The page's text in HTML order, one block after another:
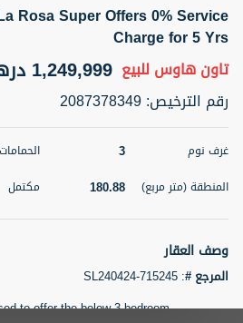
View | 3 Bathrooms | 1,274.77 Sq
Ft | Ellington House II
شقةللبيع 4,100,000 درهم
2
3
المعروض
اسم الوسيط
TATIANA VEBER
5 أشهر +
Rosa Super Offers 0% Service
Charge for 5 Yrs
تاون هاوس للبيع 1,249,999 درهم
رقم الترخيص:
2087378349
غرف نوم 3 الحمامات
المنطقة (متر مربع) 180.88 مكتمل
وصف العقار
المرجع #:
SL240424-715245
to offer the below 3 bedroom
تصفية